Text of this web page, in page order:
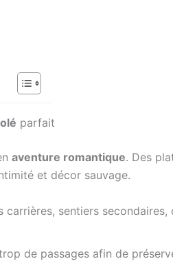
parfait
aventure romantique. Des
et décor sauvage.
carrières, sentiers secondaires,
de passages afin de